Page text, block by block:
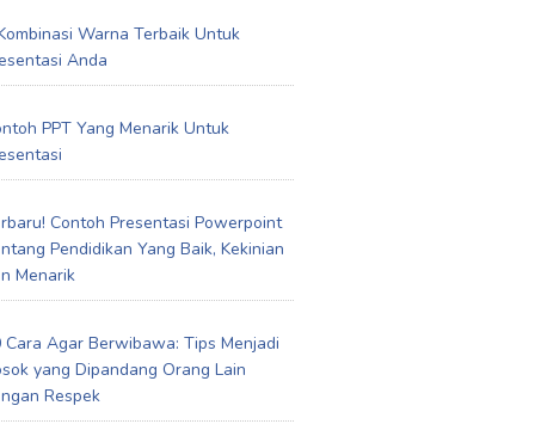
Warna Terbaik Untuk
Anda
PPT Yang Menarik Untuk
Contoh Presentasi Powerpoint
Pendidikan Yang Baik, Kekinian
Menarik
Cara Agar Berwibawa: Tips Menjadi
yang Dipandang Orang Lain
Respek